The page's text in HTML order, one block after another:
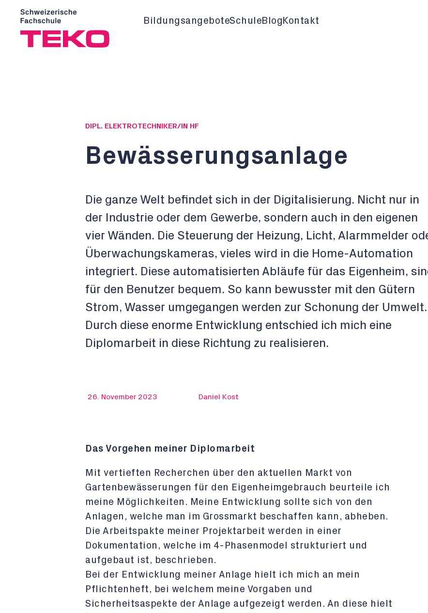
BildungsangeboteSchule Blog Kontakt
DIPL. ELEKTROTECHNIKER/IN HF
Bewässerungsanlage
Die ganze Welt befindet sich in der Digitalisierung. Nicht nur in
der Industrie oder dem Gewerbe, sondern auch in den eigenen
vier Wänden. Die Steuerung der Heizung, Licht, Alarmmelder
Überwachungskameras, vieles wird in die Home-Automation
integriert. Diese automatisierten Abläufe für das Eigenheim,
für den Benutzer bequem. So kann bewusster mit den Gütern
Strom, Wasser umgegangen werden zur Schonung der Umwelt.
Durch diese enorme Entwicklung entschied ich mich eine
Diplomarbeit in diese Richtung zu realisieren.
26. November 2023 Daniel Kost
Das Vorgehen meiner Diplomarbeit
Mit vertieften Recherchen über den aktuellen Markt von
Gartenbewässerungen für den Eigenheimgebrauch beurteile ich
meine Möglichkeiten. Meine Entwicklung sollte sich von den
Anlagen, welche man im Grossmarkt beschaffen kann, abheben.
Die Arbeitspakte meiner Projektarbeit werden in einer
Dokumentation, welche im 4-Phasenmodel strukturiert und
aufgebaut ist, beschrieben.
Bei der Entwicklung meiner Anlage hielt ich mich an mein
Pflichtenheft, bei welchem meine Vorgaben und
Sicherheitsaspekte der Anlage aufgezeigt werden. An diese hielt